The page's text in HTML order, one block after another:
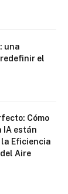
una
el
Cómo
IA están
Eficiencia
Aire